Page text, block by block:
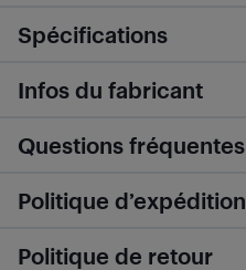
Spécifications
Infos du fabricant
Questions fréquentes
Politique d’expédition
Politique de retour